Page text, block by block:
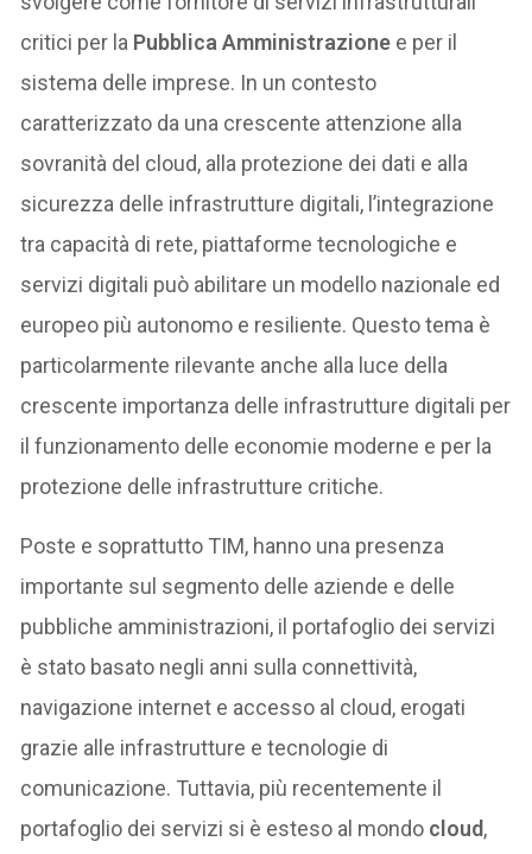
critici per la Pubblica Amministrazione e per il
sistema delle imprese. In un contesto
caratterizzato da una crescente attenzione alla
sovranità del cloud, alla protezione dei dati e alla
sicurezza delle infrastrutture digitali, l’integrazione
tra capacità di rete, piattaforme tecnologiche e
servizi digitali può abilitare un modello nazionale ed
europeo più autonomo e resiliente. Questo tema è
particolarmente rilevante anche alla luce della
crescente importanza delle infrastrutture digitali per
il funzionamento delle economie moderne e per la
protezione delle infrastrutture critiche.
Poste e soprattutto TIM, hanno una presenza
importante sul segmento delle aziende e delle
pubbliche amministrazioni, il portafoglio dei servizi
è stato basato negli anni sulla connettività,
navigazione internet e accesso al cloud, erogati
grazie alle infrastrutture e tecnologie di
comunicazione. Tuttavia, più recentemente il
portafoglio dei servizi si è esteso al mondo cloud,